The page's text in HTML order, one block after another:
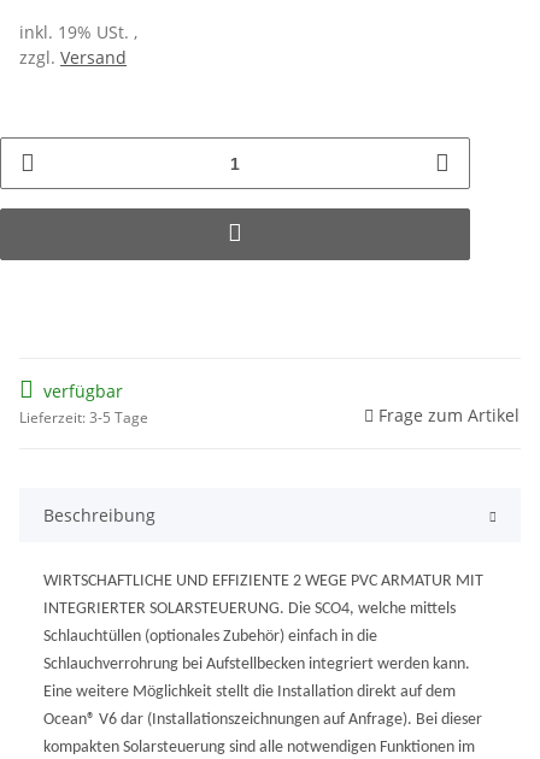
inkl. 19% USt. ,
zzgl. Versand
verfügbar
Lieferzeit: 3-5 Tage Frage zum Artikel
Beschreibung
WIRTSCHAFTLICHE UND EFFIZIENTE 2 WEGE PVC ARMATUR MIT
INTEGRIERTER SOLARSTEUERUNG. Die SCO4, welche mittels
Schlauchtüllen (optionales Zubehör) einfach in die
Schlauchverrohrung bei Aufstellbecken integriert werden kann.
Eine weitere Möglichkeit stellt die Installation direkt auf dem
Ocean® V6 dar (Installationszeichnungen auf Anfrage). Bei dieser
kompakten Solarsteuerung sind alle notwendigen Funktionen im